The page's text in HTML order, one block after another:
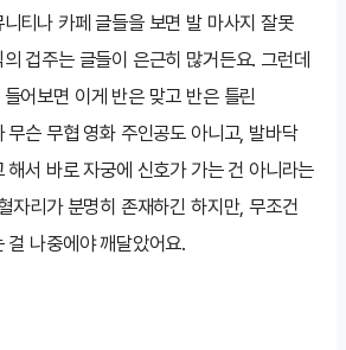
티나 카페 글들을 보면 발 마사지 잘못
겁주는 글들이 은근히 많거든요. 그런데
어보면 이게 반은 맞고 반은 틀린
무슨 무협 영화 주인공도 아니고, 발바닥
해서 바로 자궁에 신호가 가는 건 아니라는
자리가 분명히 존재하긴 하지만, 무조건
나중에야 깨달았어요.